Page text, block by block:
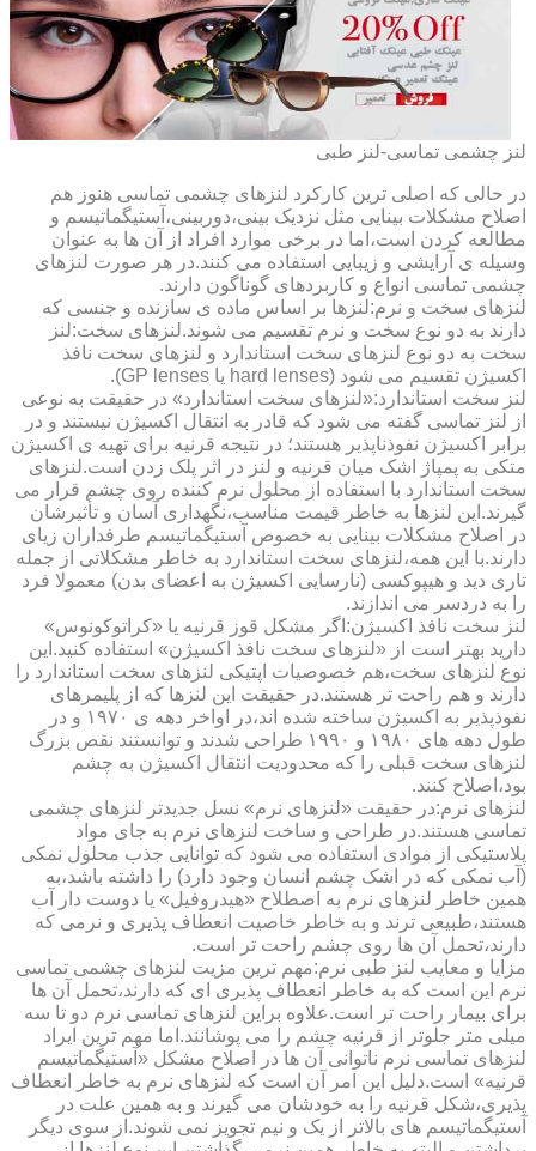
لنز چشمی تماسی-لنز طبی
در حالی که اصلی ترین کارکرد لنزهای چشمی تماسی هنوز هم
اصلاح مشکلات بینایی مثل نزدیک بینی،دوربینی،آستیگماتیسم و
مطالعه کردن است،اما در برخی موارد افراد از آن ها به عنوان
وسیله ی آرایشی و زیبایی استفاده می کنند.در هر صورت لنزهای
چشمی تماسی انواع و کاربردهای گوناگون دارند.
لنزهای سخت و نرم:لنزها بر اساس ماده ی سازنده و جنسی که
دارند به دو نوع سخت و نرم تقسیم می شوند.لنزهای سخت:لنز
سخت به دو نوع لنزهای سخت استاندارد و لنزهای سخت نافذ
اکسیژن تقسیم می شود (hard lenses یا GP lenses).
لنز سخت استاندارد:«لنزهای سخت استاندارد» در حقیقت به نوعی
از لنز تماسی گفته می شود که قادر به انتقال اکسیژن نیستند و در
برابر اکسیژن نفوذناپذیر هستند؛ در نتیجه قرنیه برای تهیه ی اکسیژن
متکی به پمپاژ اشک میان قرنیه و لنز در اثر پلک زدن است.لنزهای
سخت استاندارد با استفاده از محلول نرم کننده روی چشم قرار می
گیرند.این لنزها به خاطر قیمت مناسب،نگهداری آسان و تأثیرشان
در اصلاح مشکلات بینایی به خصوص آستیگماتیسم طرفداران زیای
دارند.با این همه،لنزهای سخت استاندارد به خاطر مشکلاتی از جمله
تاری دید و هیپوکسی (نارسایی اکسیژن به اعضای بدن) معمولا فرد
را به دردسر می اندازند.
لنز سخت نافذ اکسیژن:اگر مشکل قوز قرنیه یا «کراتوکونوس»
دارید بهتر است از «لنزهای سخت نافذ اکسیژن» استفاده کنید.این
نوع لنزهای سخت،هم خصوصیات اپتیکی لنزهای سخت استاندارد را
دارند و هم راحت تر هستند.در حقیقت این لنزها که از پلیمرهای
نفوذپذیر به اکسیژن ساخته شده اند،در اواخر دهه ی ۱۹۷۰ و در
طول دهه های ۱۹۸۰ و ۱۹۹۰ طراحی شدند و توانستند نقص بزرگ
لنزهای سخت قبلی را که محدودیت انتقال اکسیژن به چشم
بود،اصلاح کنند.
لنزهای نرم:در حقیقت «لنزهای نرم» نسل جدیدتر لنزهای چشمی
تماسی هستند.در طراحی و ساخت لنزهای نرم به جای مواد
پلاستیکی از موادی استفاده می شود که توانایی جذب محلول نمکی
(آب نمکی که در اشک چشم انسان وجود دارد) را داشته باشد،به
همین خاطر لنزهای نرم به اصطلاح «هیدروفیل» یا دوست دار آب
هستند،طبیعی ترند و به خاطر خاصیت انعطاف پذیری و نرمی که
دارند،تحمل آن ها روی چشم راحت تر است.
مزایا و معایب لنز طبی نرم:مهم ترین مزیت لنزهای چشمی تماسی
نرم این است که به خاطر انعطاف پذیری ای که دارند،تحمل آن ها
برای بیمار راحت تر است.علاوه براین لنزهای تماسی نرم دو تا سه
میلی متر جلوتر از قرنیه چشم را می پوشانند.اما مهم ترین ایراد
لنزهای تماسی نرم ناتوانی آن ها در اصلاح مشکل «آستیگماتیسم
قرنیه» است.دلیل این امر آن است که لنزهای نرم به خاطر انعطاف
پذیری،شکل قرنیه را به خودشان می گیرند و به همین علت در
آستیگماتیسم های بالاتر از یک و نیم تجویز نمی شوند.از سوی دیگر